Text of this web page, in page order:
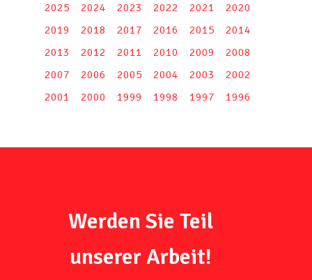
2025 2024 2023 2022 2021
2020
2019
2018 2017 2016 2015
2014
2013
2012 2011 2010 2009
2008
2007
2006 2005 2004 2003
2002
2001
2000 1999 1998 1997 1996
Werden Sie Teil
unserer Arbeit!